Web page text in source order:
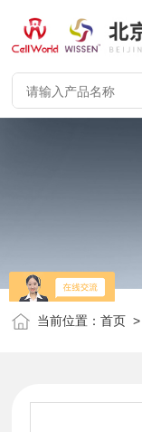
当前位置：首页 >